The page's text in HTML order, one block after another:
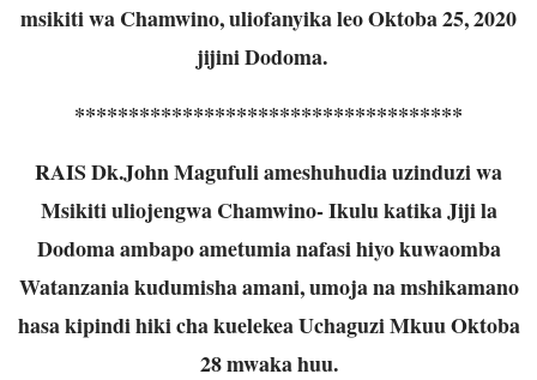
msikiti wa Chamwino, uliofanyika leo Oktoba 25, 2020
jijini Dodoma.
************************************
RAIS Dk.John Magufuli ameshuhudia uzinduzi wa
Msikiti uliojengwa Chamwino- Ikulu katika Jiji la
Dodoma ambapo ametumia nafasi hiyo kuwaomba
Watanzania kudumisha amani, umoja na mshikamano
hasa kipindi hiki cha kuelekea Uchaguzi Mkuu Oktoba
28 mwaka huu.